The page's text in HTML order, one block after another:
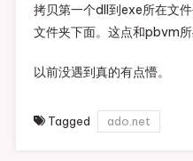
拷贝第一个dll到exe所在文
文件夹下面。这点和pbvm所
以前没遇到真的有点懵。
Tagged ado.net